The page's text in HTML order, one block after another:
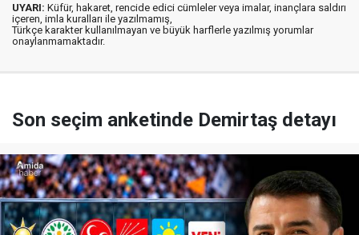
UYARI: Küfür, hakaret, rencide edici cümleler veya imalar, inançlara saldırı
içeren, imla kuralları ile yazılmamış,
Türkçe karakter kullanılmayan ve büyük harflerle yazılmış yorumlar
onaylanmamaktadır.
Son seçim anketinde Demirtaş detayı